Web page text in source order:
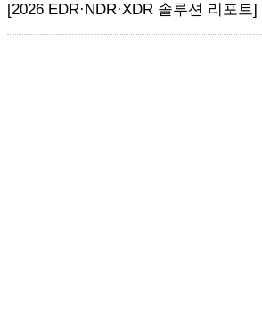
[2026 EDR·NDR·XDR 솔루션 리포트]